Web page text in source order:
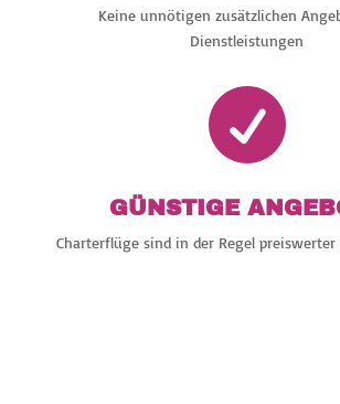
Keine unnötigen zusätzlichen
Dienstleistungen

GÜNSTIGE
Charterflüge sind in der Regel